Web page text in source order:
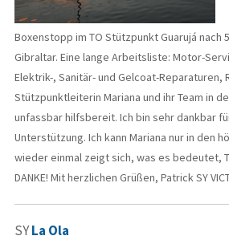
Boxenstopp im TO Stützpunkt Guarujá nach
Gibraltar. Eine lange Arbeitsliste: Motor-
Elektrik-, Sanitär- und Gelcoat-Reparaturen,
Stützpunktleiterin Mariana und ihr Team in
unfassbar hilfsbereit. Ich bin sehr dankbar
Unterstützung. Ich kann Mariana nur in den
wieder einmal zeigt sich, was es bedeutet,
DANKE! Mit herzlichen Grüßen, Patrick SY
SYLa Ola